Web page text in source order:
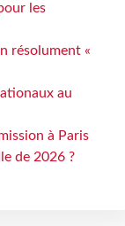
les
résolument «
au
à Paris
de 2026 ?